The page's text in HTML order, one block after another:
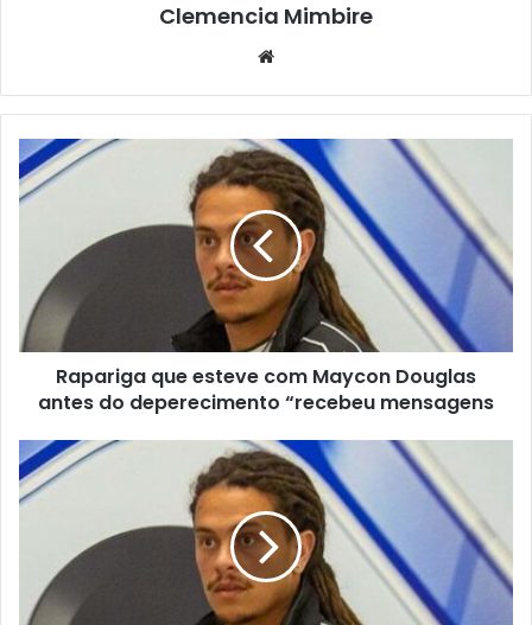
Clemencia Mimbire
Website
Rapariga que esteve com Maycon Douglas
antes do deperecimento “recebeu mensagens